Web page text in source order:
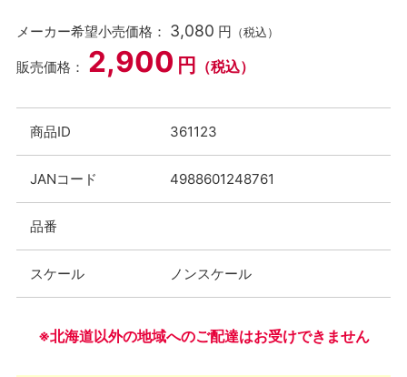
メーカー希望小売価格： 3,080 円 （税込）
販売価格： 2,900 円 （税込）
商品ID 361123
JANコード 4988601248761
品番
スケール ノンスケール
※北海道以外の地域へのご配達はお受けできません